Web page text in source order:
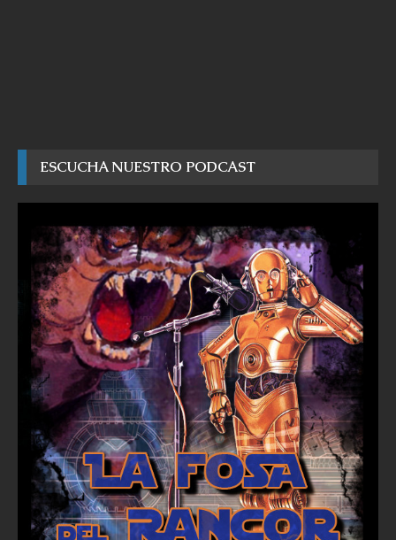
ESCUCHA NUESTRO PODCAST